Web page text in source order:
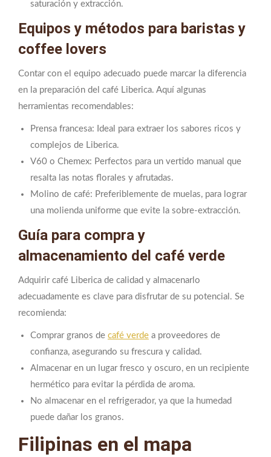
saturación y extracción.
Equipos y métodos para baristas y
coffee lovers
Contar con el equipo adecuado puede marcar la diferencia
en la preparación del café Liberica. Aquí algunas
herramientas recomendables:
Prensa francesa: Ideal para extraer los sabores ricos y
complejos de Liberica.
V60 o Chemex: Perfectos para un vertido manual que
resalta las notas florales y afrutadas.
Molino de café: Preferiblemente de muelas, para lograr
una molienda uniforme que evite la sobre-extracción.
Guía para compra y
almacenamiento del café verde
Adquirir café Liberica de calidad y almacenarlo
adecuadamente es clave para disfrutar de su potencial. Se
recomienda:
Comprar granos de café verde a proveedores de
confianza, asegurando su frescura y calidad.
Almacenar en un lugar fresco y oscuro, en un recipiente
hermético para evitar la pérdida de aroma.
No almacenar en el refrigerador, ya que la humedad
puede dañar los granos.
Filipinas en el mapa